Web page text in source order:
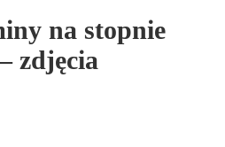
na stopnie
zdjęcia